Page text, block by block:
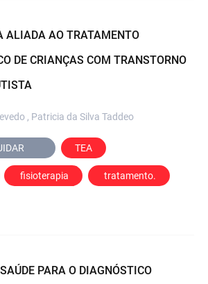
ALIADA AO TRATAMENTO
DE CRIANÇAS COM TRANSTORNO
, Patricia da Silva Taddeo
TEA
fisioterapia tratamento.
PARA O DIAGNÓSTICO